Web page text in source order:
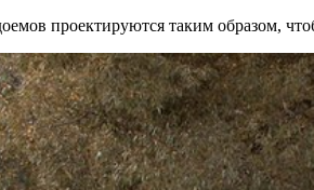
проектируются таким образом,